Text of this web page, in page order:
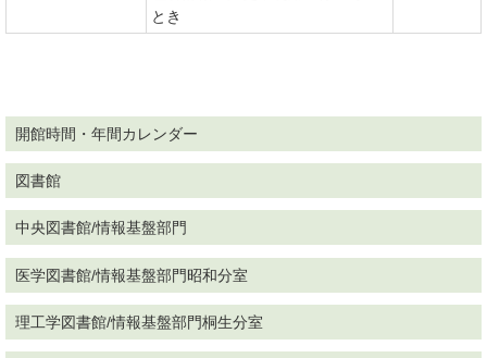
とき
開館時間・年間カレンダー
図書館
中央図書館/情報基盤部門
医学図書館/情報基盤部門昭和分室
理工学図書館/情報基盤部門桐生分室